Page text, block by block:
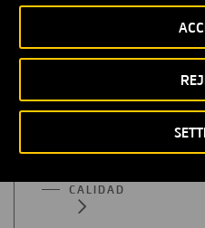
Ofertas de
áreas funcionales
CALIDAD